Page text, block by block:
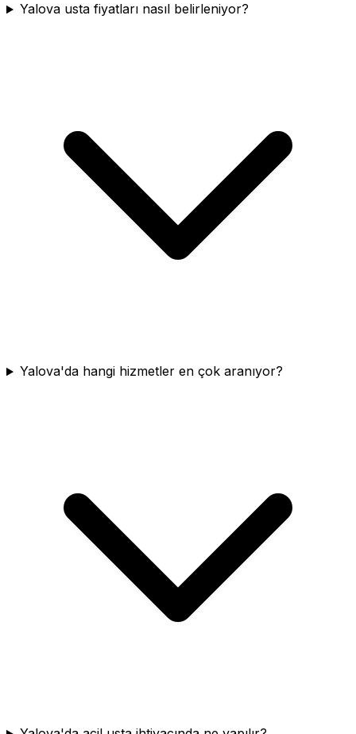
Yalova usta fiyatları nasıl belirleniyor?
Yalova'da hangi hizmetler en çok aranıyor?